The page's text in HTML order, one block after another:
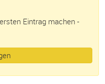
Eintrag machen -